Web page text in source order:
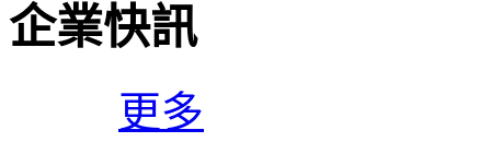
企業快訊
更多